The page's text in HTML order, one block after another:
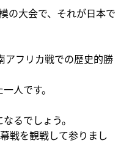
の大会で、それが日本で
アフリカ戦での歴史的勝
人です。
るでしょう。
戦を観戦して参りまし